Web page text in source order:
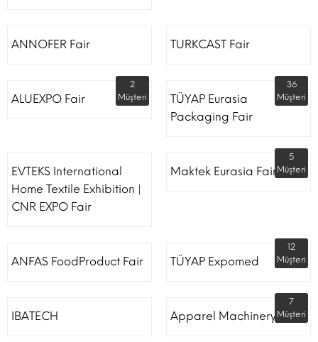
ANNOFER Fair TURKCAST Fair
ALUEXPO Fair
2
Müşteri
TÜYAP Eurasia
Packaging Fair
36
Müşteri
EVTEKS International
Home Textile Exhibition |
CNR EXPO Fair
Maktek Eurasia Fair
5
Müşteri
ANFAS FoodProduct Fair TÜYAP Expomed
12
Müşteri
IBATECH Apparel Machinery Fair
7
Müşteri